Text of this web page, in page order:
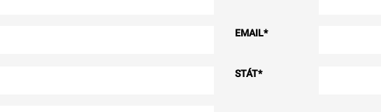
EMAIL*
STÁT*